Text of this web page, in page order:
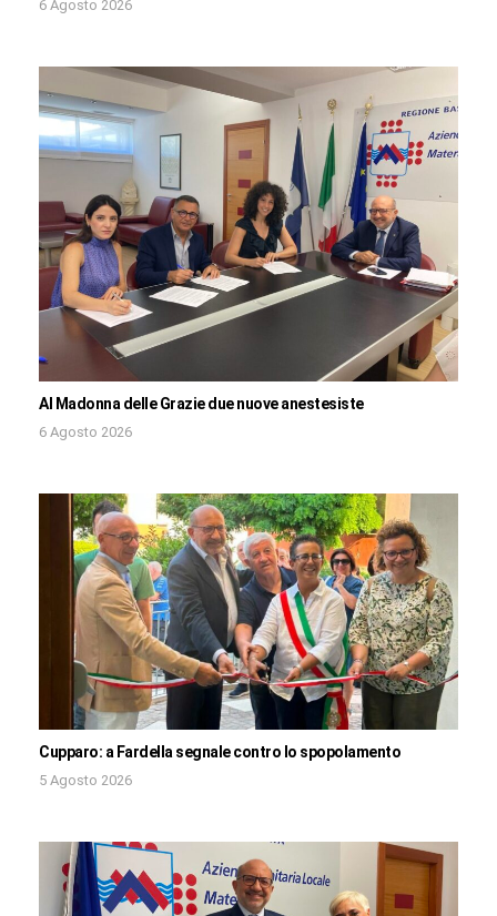
6 Agosto 2026
Al Madonna delle Grazie due nuove anestesiste
6 Agosto 2026
Cupparo: a Fardella segnale contro lo spopolamento
5 Agosto 2026